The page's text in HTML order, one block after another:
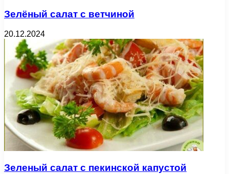
Зелёный салат с ветчиной
20.12.2024
Зеленый салат с пекинской капустой